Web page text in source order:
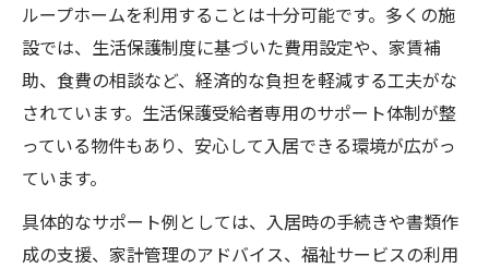
ループホームを利用することは十分可能です。多くの施
設では、生活保護制度に基づいた費用設定や、家賃補
助、食費の相談など、経済的な負担を軽減する工夫がな
されています。生活保護受給者専用のサポート体制が整
っている物件もあり、安心して入居できる環境が広がっ
ています。
具体的なサポート例としては、入居時の手続きや書類作
成の支援、家計管理のアドバイス、福祉サービスの利用